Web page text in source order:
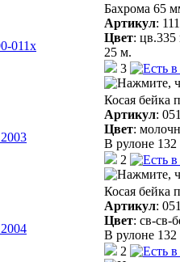
Бахрома 65
Артикул:
Цвет: цв.335
25 м.
3
Косая бейка
Артикул:
Цвет:
В рулоне
2
Косая бейка
Артикул:
Цвет: св-св-
В рулоне
2